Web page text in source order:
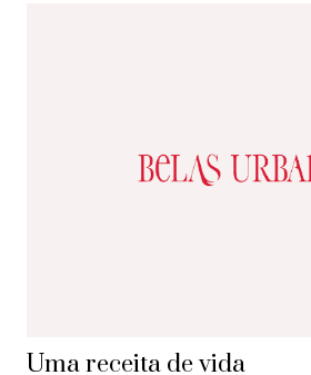
Uma receita de vida